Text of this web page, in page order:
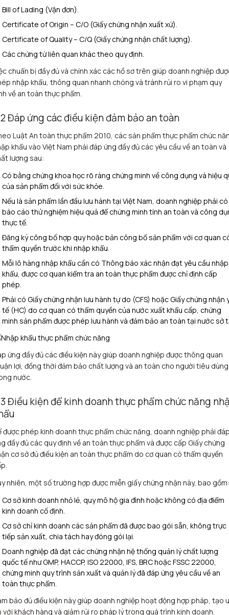
Bill of Lading (Vận đơn).
Certificate of Origin – C/O (Giấy chứng nhận xuất xứ).
Certificate of Quality – C/Q (Giấy chứng nhận chất lượng).
Các chứng từ liên quan khác theo quy định.
chuẩn bị đầy đủ và chính xác các hồ sơ trên giúp doanh nghiệp
nhập khẩu, thông quan nhanh chóng và tránh rủi ro vi phạm quy
về an toàn thực phẩm.
Đáp ứng các điều kiện đảm bảo an toàn
Luật An toàn thực phẩm 2010, các sản phẩm thực phẩm chức
khẩu vào Việt Nam phải đáp ứng đầy đủ các yêu cầu về an toàn và
lượng sau:
Có bằng chứng khoa học rõ ràng chứng minh về công dụng và hiệu
của sản phẩm đối với sức khỏe.
Nếu là sản phẩm lần đầu lưu hành tại Việt Nam, doanh nghiệp phải có
báo cáo thử nghiệm hiệu quả để chứng minh tính an toàn và công
thực tế.
Đăng ký công bố hợp quy hoặc bản công bố sản phẩm với cơ quan
thẩm quyền trước khi nhập khẩu.
Mỗi lô hàng nhập khẩu cần có Thông báo xác nhận đạt yêu cầu nhập
khẩu, được cơ quan kiểm tra an toàn thực phẩm được chỉ định cấp
phép.
Phải có Giấy chứng nhận lưu hành tự do (CFS) hoặc Giấy chứng nhận
tế (HC) do cơ quan có thẩm quyền của nước xuất khẩu cấp, chứng
minh sản phẩm được phép lưu hành và đảm bảo an toàn tại nước sở
ứng đầy đủ các điều kiện này giúp doanh nghiệp được thông quan
lợi, đồng thời đảm bảo chất lượng và an toàn cho người tiêu dùng
nước.
Điều kiện để kinh doanh thực phẩm chức năng
được phép kinh doanh thực phẩm chức năng, doanh nghiệp phải
đầy đủ các quy định về an toàn thực phẩm và được cấp Giấy chứng
cơ sở đủ điều kiện an toàn thực phẩm do cơ quan có thẩm quyền
nhiên, một số trường hợp được miễn giấy chứng nhận này, bao gồm:
Cơ sở kinh doanh nhỏ lẻ, quy mô hộ gia đình hoặc không có địa điểm
kinh doanh cố định.
Cơ sở chỉ kinh doanh các sản phẩm đã được bao gói sẵn, không trực
tiếp sản xuất, chia tách hay đóng gói lại.
Doanh nghiệp đã đạt các chứng nhận hệ thống quản lý chất lượng
quốc tế như GMP, HACCP, ISO 22000, IFS, BRC hoặc FSSC 22000,
chứng minh quy trình sản xuất và quản lý đã đáp ứng yêu cầu về an
toàn thực phẩm.
bảo đủ điều kiện này giúp doanh nghiệp hoạt động hợp pháp, tạo
với khách hàng và giảm rủi ro pháp lý trong quá trình kinh doanh.